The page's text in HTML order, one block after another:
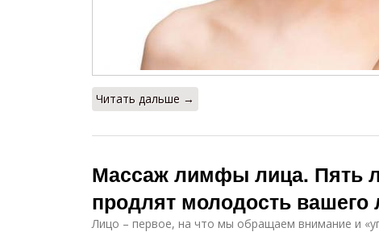
Читать дальше →
Массаж лимфы лица. Пять
продлят молодость вашего
Лицо – первое, на что мы обращаем внимание и